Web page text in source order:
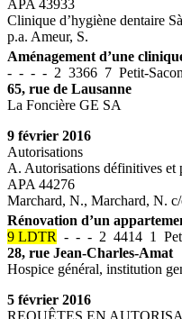
APA 43933
Clinique d’hygiène dentaire
p.a. Ameur, S.
Aménagement d’une
- - - - 2 3366 7 Petit-
65, rue de Lausanne
La Foncière GE SA
9 février 2016
Autorisations
A. Autorisations définitives et
APA 44276
Marchard, N., Marchard, N.
Rénovation d’un
9 LDTR - - - 2 4414 1
28, rue Jean-Charles-Amat
Hospice général, institution
5 février 2016